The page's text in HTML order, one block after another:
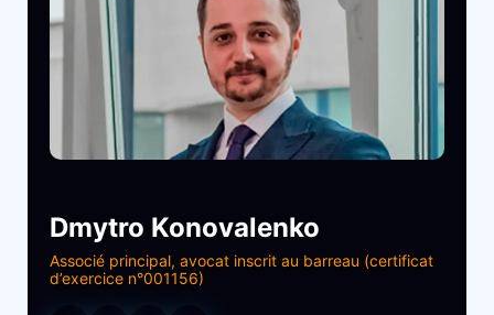
Dmytro Konovalenko
Associé principal, avocat inscrit au barreau (certificat
d’exercice n°001156)